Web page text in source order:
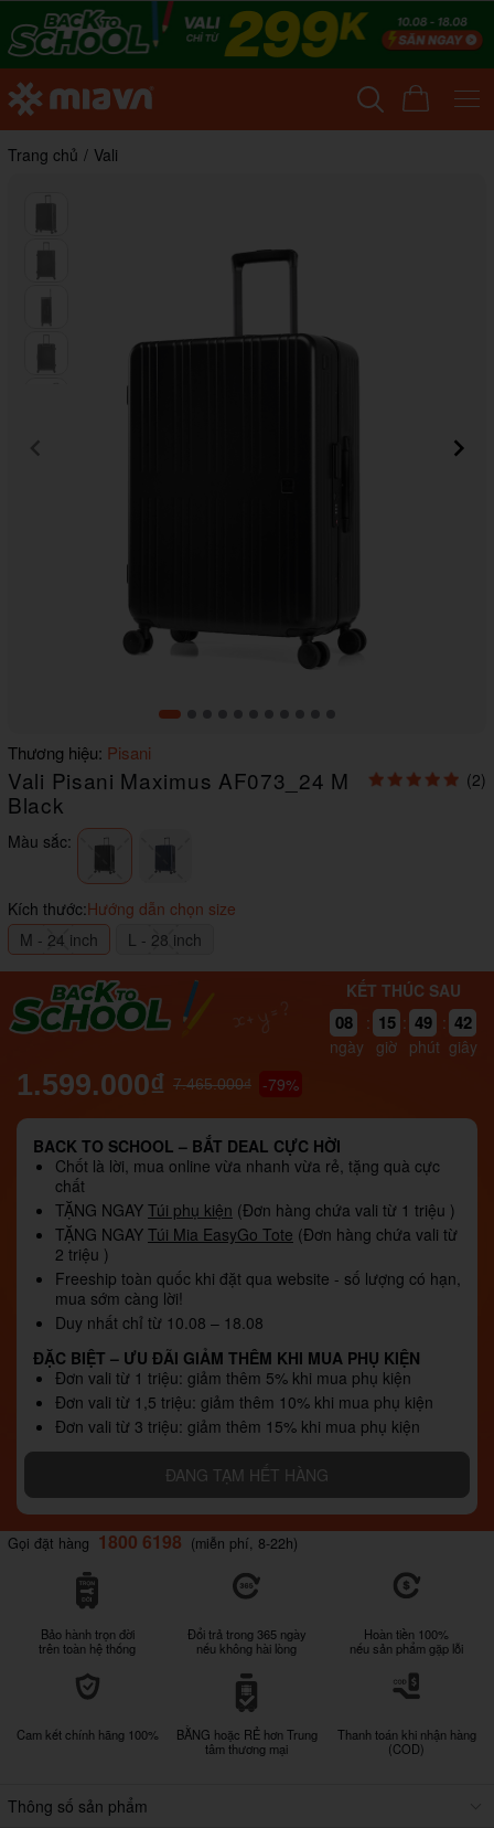
Trang chủ / Vali
Item
1
of
11
Thương hiệu: Pisani
Vali Pisani Maximus AF073_24 M
Black
(2)
Màu sắc:
Kích thước:Hướng dẫn chọn size
M - 24 inch
L - 28 inch
KẾT THÚC SAU
08
ngày
: 15
giờ
: 49
phút
:
41
40
giây
1.599.000₫ 7.465.000₫ -79%
BACK TO SCHOOL – BẮT DEAL CỰC HỜI
Chốt là lời, mua online vừa nhanh vừa rẻ, tặng quà cực
chất
TẶNG NGAY Túi phụ kiện (Đơn hàng chứa vali từ 1 triệu )
TẶNG NGAY Túi Mia EasyGo Tote (Đơn hàng chứa vali từ
2 triệu )
Freeship toàn quốc khi đặt qua website - số lượng có hạn,
mua sớm càng lời!
Duy nhất chỉ từ 10.08 – 18.08
ĐẶC BIỆT – ƯU ĐÃI GIẢM THÊM KHI MUA PHỤ KIỆN
Đơn vali từ 1 triệu: giảm thêm 5% khi mua phụ kiện
Đơn vali từ 1,5 triệu: giảm thêm 10% khi mua phụ kiện
Đơn vali từ 3 triệu: giảm thêm 15% khi mua phụ kiện
ĐANG TẠM HẾT HÀNG
Gọi đặt hàng 1800 6198 (miễn phí, 8-22h)
Bảo hành trọn đời
trên toàn hệ thống
Đổi trả trong 365 ngày
nếu không hài lòng
Hoàn tiền 100%
nếu sản phẩm gặp lỗi
Cam kết chính hãng 100%
BẰNG hoặc RẺ hơn Trung
tâm thương mại
Thanh toán khi nhận hàng
(COD)
Thông số sản phẩm